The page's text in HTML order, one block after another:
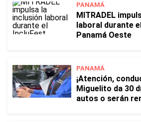
PANAMÁ
MITRADEL
laboral durante
Panamá Oeste
PANAMÁ
¡Atención,
Miguelito da 30
autos o serán